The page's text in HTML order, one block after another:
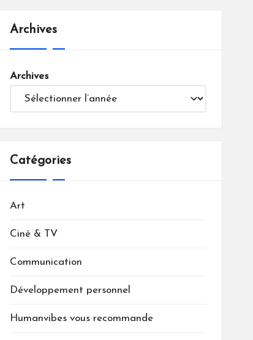
Archives
Archives
Catégories
Art
Ciné & TV
Communication
Développement personnel
Humanvibes vous recommande